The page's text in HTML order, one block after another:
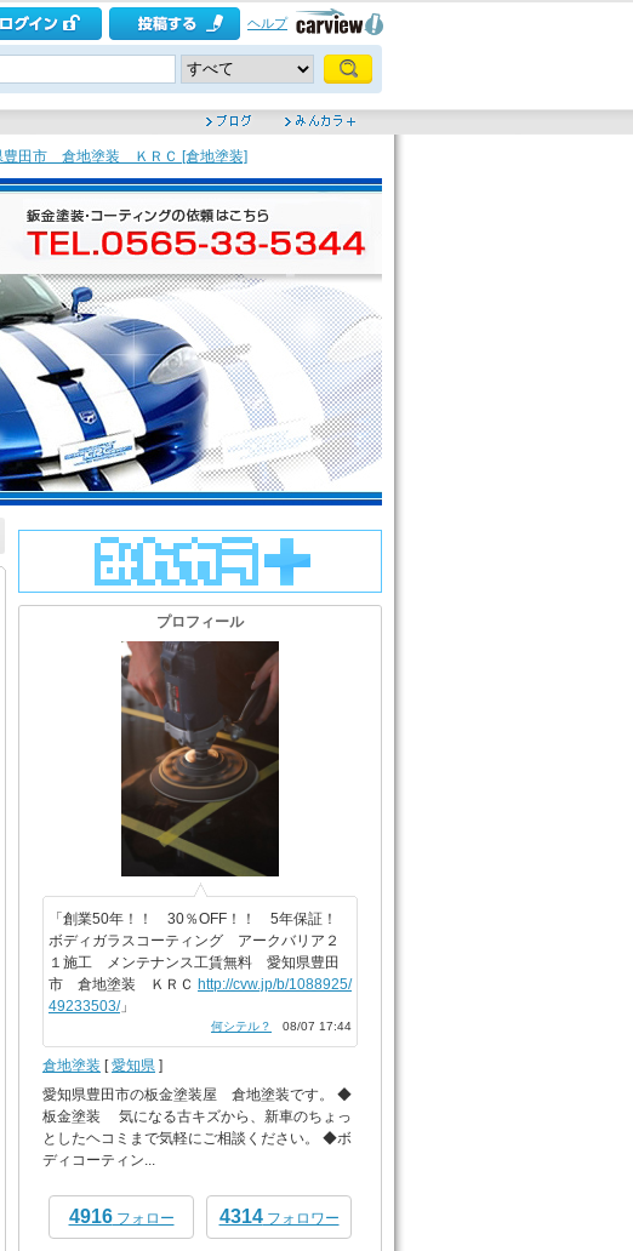
ヘルプ
田市 倉地塗装 ＫＲＣ [倉地塗装]
プロフィール
「創業50年！！ 30％OFF！！ 5年保証！
ボディガラスコーティング アークバリア２
１施工 メンテナンス工賃無料 愛知県豊田
市 倉地塗装 ＫＲＣ http://cvw.jp/b/1088925/
49233503/」
何シテル？ 08/07 17:44
倉地塗装 [愛知県 ]
愛知県豊田市の板金塗装屋 倉地塗装です。 ◆
板金塗装 気になる古キズから、新車のちょっ
としたヘコミまで気軽にご相談ください。 ◆ボ
ディコーティン...
4916フォロー 4314フォロワー